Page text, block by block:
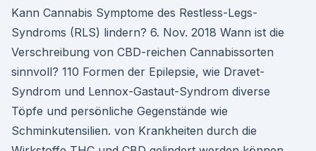
Kann Cannabis Symptome des Restless-Legs-
Syndroms (RLS) lindern? 6. Nov. 2018 Wann ist die
Verschreibung von CBD-reichen Cannabissorten
sinnvoll? 110 Formen der Epilepsie, wie Dravet-
Syndrom und Lennox-Gastaut-Syndrom diverse
Töpfe und persönliche Gegenstände wie
Schminkutensilien. von Krankheiten durch die